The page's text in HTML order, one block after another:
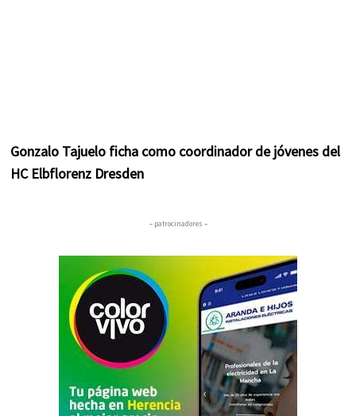
Gonzalo Tajuelo ficha como coordinador de jóvenes del
HC Elbflorenz Dresden
– patrocinadores –